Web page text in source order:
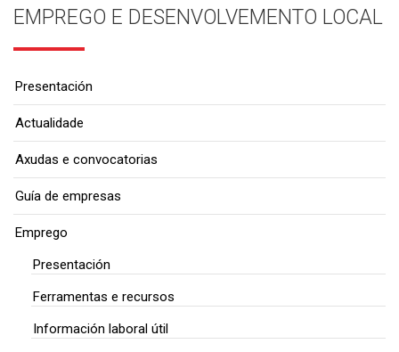
EMPREGO E DESENVOLVEMENTO LOCAL
Presentación
Actualidade
Axudas e convocatorias
Guía de empresas
Emprego
Presentación
Ferramentas e recursos
Información laboral útil